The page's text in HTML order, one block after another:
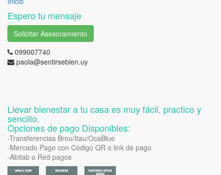
Espero tu mensaje
Solicitar Asesoramiento
099007740
paola@sentirsebien.uy
Llevar bienestar a tu casa es muy fácil, practico y
sencillo.
Opciones de pago Disponibles:
-Transferencias Brou/Itau/OcaBlue
-Mercado Pago con Código QR o link de pago
-Abitab o Red pagos